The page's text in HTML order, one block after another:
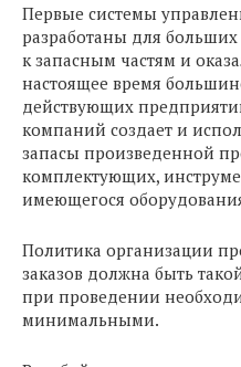
Первые системы
разработаны для
к запасным частям и
настоящее время
действующих
компаний создает и
запасы произведенной
комплектующих,
имеющегося
Политика организации
заказов должна быть
при проведении
минимальными.